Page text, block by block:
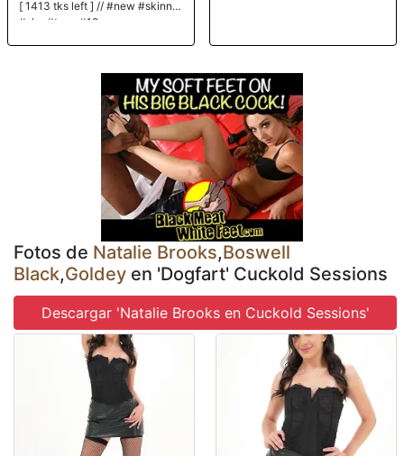
[ 1413 tks left ] // #new #skinny
#shy #teen #18
Fotos de Natalie Brooks,Boswell
Black,Goldey en 'Dogfart' Cuckold Sessions
Descargar 'Natalie Brooks en Cuckold Sessions'